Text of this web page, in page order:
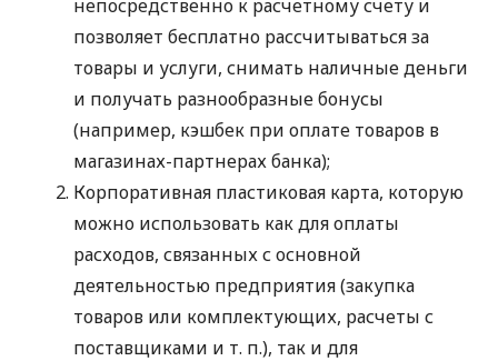
непосредственно к расчетному счету и
позволяет бесплатно рассчитываться за
товары и услуги, снимать наличные деньги
и получать разнообразные бонусы
(например, кэшбек при оплате товаров в
магазинах-партнерах банка);
Корпоративная пластиковая карта, которую
можно использовать как для оплаты
расходов, связанных с основной
деятельностью предприятия (закупка
товаров или комплектующих, расчеты с
поставщиками и т. п.), так и для